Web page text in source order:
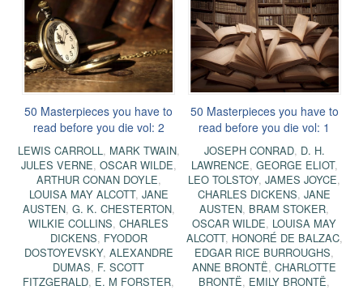
50 Masterpieces you have to
read before you die vol: 2
LEWIS CARROLL, MARK TWAIN,
JULES VERNE, OSCAR WILDE,
ARTHUR CONAN DOYLE,
LOUISA MAY ALCOTT, JANE
AUSTEN, G. K. CHESTERTON,
WILKIE COLLINS,CHARLES
DICKENS, FYODOR
DOSTOYEVSKY, ALEXANDRE
DUMAS, F. SCOTT
FITZGERALD, E. M FORSTER,
50 Masterpieces you have to
read before you die vol: 1
JOSEPH CONRAD, D. H.
LAWRENCE, GEORGE ELIOT,
LEO TOLSTOY,JAMES JOYCE,
CHARLES DICKENS,JANE
AUSTEN, BRAM STOKER,
OSCAR WILDE, LOUISA MAY
ALCOTT, HONORÉ DE BALZAC,
EDGAR RICE BURROUGHS,
ANNE BRONTË,CHARLOTTE
BRONTË, EMILY BRONTË,